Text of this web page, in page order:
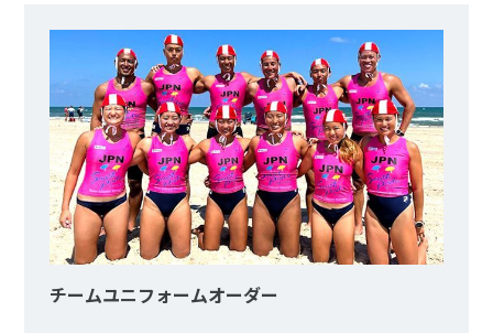
チームユニフォームオーダー